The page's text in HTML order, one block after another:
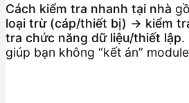
Cách kiểm tra nhanh tại nhà
loại trừ (cáp/thiết bị) → kiểm
tra chức năng dữ liệu/thiết lập.
giúp bạn không “kết án”